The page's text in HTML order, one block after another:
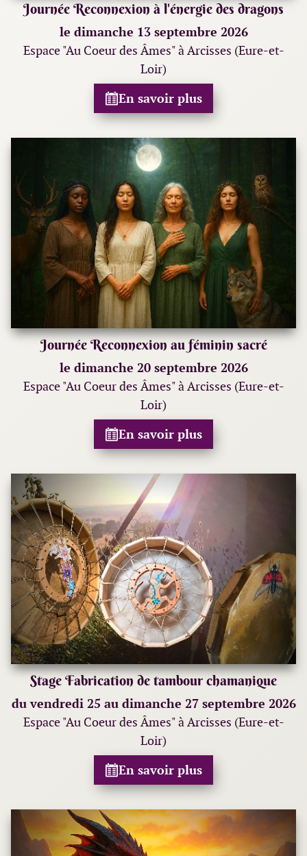
Journée Reconnexion à l'énergie des dragons
le dimanche 13 septembre 2026
Espace "Au Coeur des Âmes" à Arcisses (Eure-et-
Loir)
En savoir plus
Journée Reconnexion au féminin sacré
le dimanche 20 septembre 2026
Espace "Au Coeur des Âmes" à Arcisses (Eure-et-
Loir)
En savoir plus
Stage Fabrication de tambour chamanique
du vendredi 25 au dimanche 27 septembre 2026
Espace "Au Coeur des Âmes" à Arcisses (Eure-et-
Loir)
En savoir plus